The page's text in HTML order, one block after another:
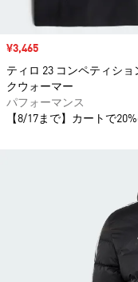
セール価格
¥3,465
ティロ 23 コンペティショ
クウォーマー
パフォーマンス
【8/17まで】カートで